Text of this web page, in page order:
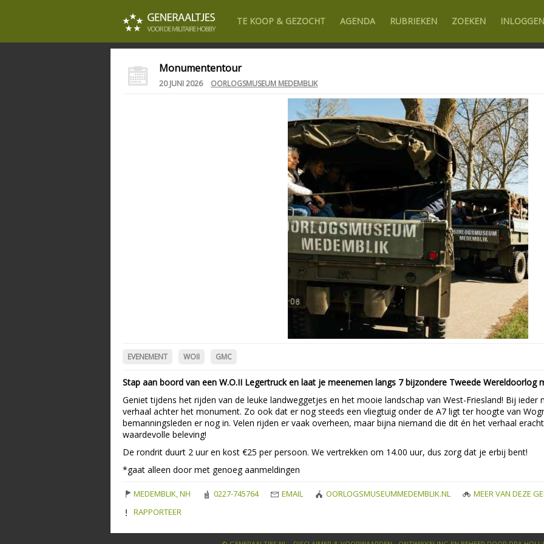
TE KOOP & GEZOCHT AGENDA RUBRIEKEN ZOEKEN INLOGGEN
Monumententour
20 JUNI 2026 OORLOGSMUSEUM MEDEMBLIK
EVENEMENT WOII GMC
Stap aan boord van een W.O.II Legertruck en laat je meenemen langs 7 bijzondere Tweede Wereldoorlog
Geniet tijdens het rijden van de leuke landweggetjes en het mooie landschap van West-Friesland! Bij
verhaal achter het monument. Zo ook dat er nog steeds een vliegtuig onder de A7 ligt ter hoogte van
bemanningsleden er nog in. Velen rijden er vaak overheen, maar bijna niemand die dit én het verhaal
waardevolle beleving!
De rondrit duurt 2 uur en kost €25 per persoon. We vertrekken om 14.00 uur, dus zorg dat je erbij bent!
*gaat alleen door met genoeg aanmeldingen
MEDEMBLIK, NH 0227-745764 EMAIL OORLOGSMUSEUMMEDEMBLIK.NL
MEER VAN DEZE
RAPPORTEER